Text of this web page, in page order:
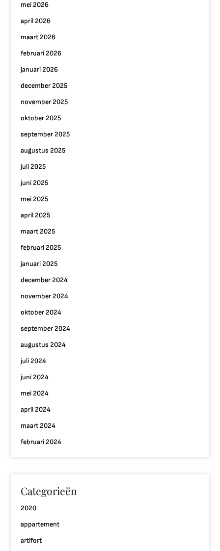
mei 2026
april 2026
maart 2026
februari 2026
januari 2026
december 2025
november 2025
oktober 2025
september 2025
augustus 2025
juli 2025
juni 2025
mei 2025
april 2025
maart 2025
februari 2025
januari 2025
december 2024
november 2024
oktober 2024
september 2024
augustus 2024
juli 2024
juni 2024
mei 2024
april 2024
maart 2024
februari 2024
Categorieën
2020
appartement
artifort